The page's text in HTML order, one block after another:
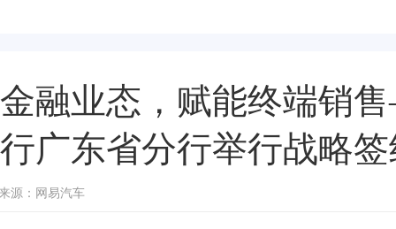
融业态，赋能终端销
广东省分行举行战略
源：网易汽车